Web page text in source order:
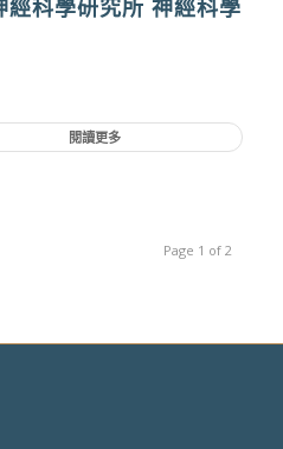
科學研究所 神經科學
閱讀更多
Page 1 of 2